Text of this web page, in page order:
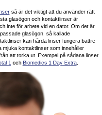
så är det viktigt att du använder rätt
glasögon och kontaktlinser är
inte för arbete vid en dator. Om det är
glasögon, så kallade
kan hårda linser fungera bättre
mjuka kontaktlinser som innehåller
att torka ut. Exempel på sådana linser
1 och Biomedics 1 Day Extra.